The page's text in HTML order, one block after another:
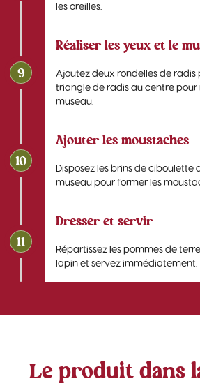
les oreilles.
Réaliser les yeux et le
Ajoutez deux rondelles de radis
triangle de radis au centre pour
museau.
9
Ajouter les moustaches
Disposez les brins de ciboulette
museau pour former les
10
Dresser et servir
Répartissez les pommes de
lapin et servez immédiatement.
11
Le produit dans